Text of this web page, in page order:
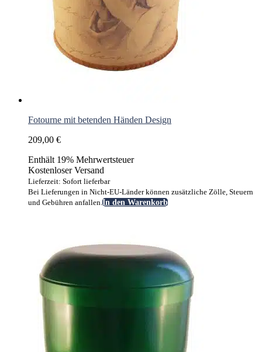
Fotourne mit betenden Händen Design
209,00 €
Enthält 19% Mehrwertsteuer
Kostenloser Versand
Lieferzeit: Sofort lieferbar
Bei Lieferungen in Nicht-EU-Länder können zusätzliche Zölle, Steuern
und Gebühren anfallen.In den Warenkorb